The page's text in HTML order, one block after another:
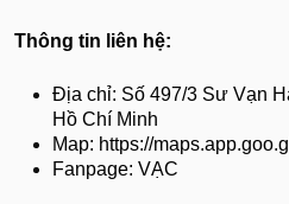
Thông tin liên hệ:
Địa chỉ: Số 497/3 Sư Vạn
Hồ Chí Minh
Map: https://
Fanpage: VẠC